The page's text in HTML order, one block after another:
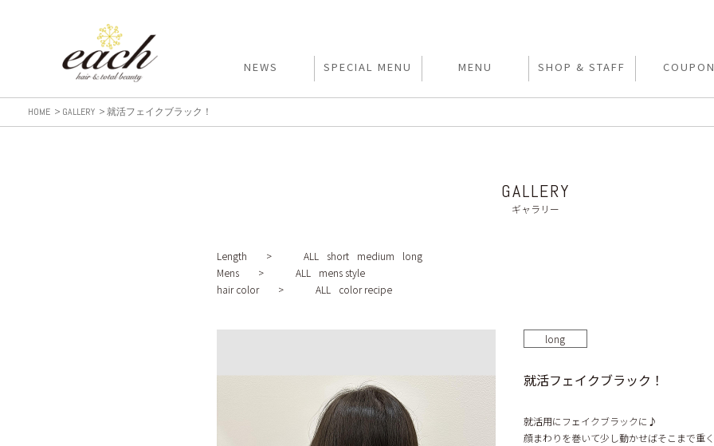
NEWS SPECIAL MENU MENU SHOP & STAFF COUPON
HOME GALLERY 就活フェイクブラック！
GALLERY
ギャラリー
Length > ALL short medium
long
Mens >
ALL
mens style
hair color >
ALL color recipe
long
就活フェイクブラック！
就活用にフェイクブラックに♪
顔まわりを巻いて少し動かせばそこまで重